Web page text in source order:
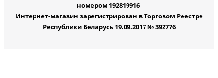
номером 192819916
Интернет-магазин зарегистрирован в Торговом Реестре
Республики Беларусь 19.09.2017 № 392776